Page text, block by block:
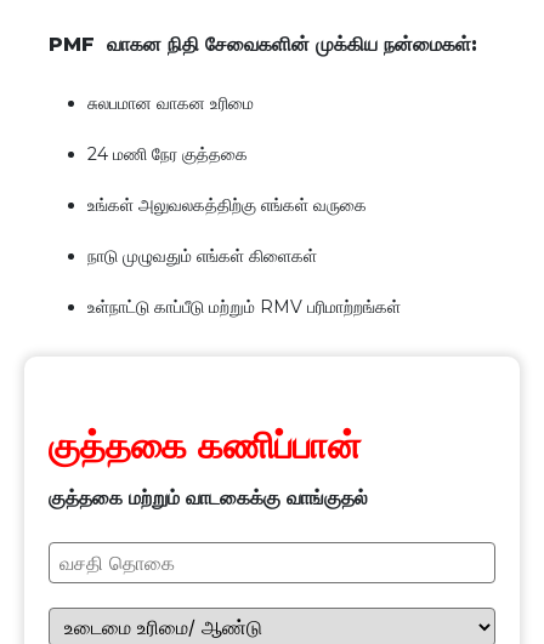
PMF வாகன நிதி சேவைகளின் முக்கிய நன்மைகள்:
சுலபமான வாகன உரிமை
24 மணி நேர குத்தகை
உங்கள் அலுவலகத்திற்கு எங்கள் வருகை
நாடு முழுவதும் எங்கள் கிளைகள்
உள்நாட்டு காப்பீடு மற்றும் RMV பரிமாற்றங்கள்
குத்தகை கணிப்பான்
குத்தகை மற்றும் வாடகைக்கு வாங்குதல்